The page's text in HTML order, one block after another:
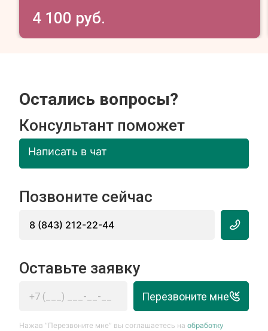
4 100 руб.
Остались вопросы?
Консультант поможет
Написать в чат
Позвоните сейчас
8 (843) 212-22-44
Оставьте заявку
Перезвоните мне
Нажав “Перезвоните мне” вы соглашаетесь наобработку